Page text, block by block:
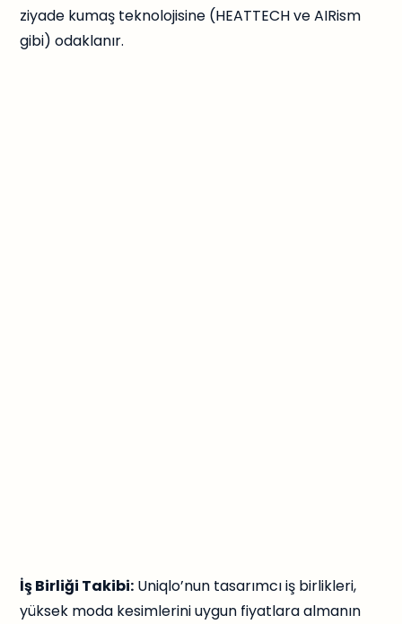
ziyade kumaş teknolojisine (HEATTECH ve AIRism
gibi) odaklanır.
İş Birliği Takibi: Uniqlo’nun tasarımcı iş birlikleri,
yüksek moda kesimlerini uygun fiyatlara almanın